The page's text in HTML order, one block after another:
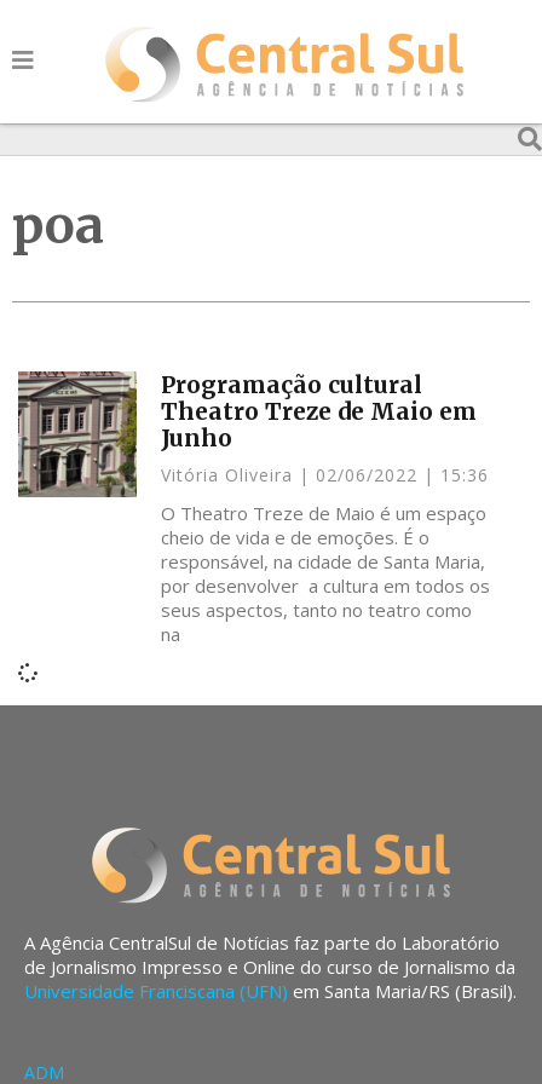
poa
Programação cultural
Theatro Treze de Maio em
Junho
Vitória Oliveira 02/06/2022 15:36
O Theatro Treze de Maio é um espaço
cheio de vida e de emoções. É o
responsável, na cidade de Santa Maria,
por desenvolver a cultura em todos os
seus aspectos, tanto no teatro como
na
A Agência CentralSul de Notícias faz parte do Laboratório
de Jornalismo Impresso e Online do curso de Jornalismo da
Universidade Franciscana (UFN) em Santa Maria/RS (Brasil).
ADM